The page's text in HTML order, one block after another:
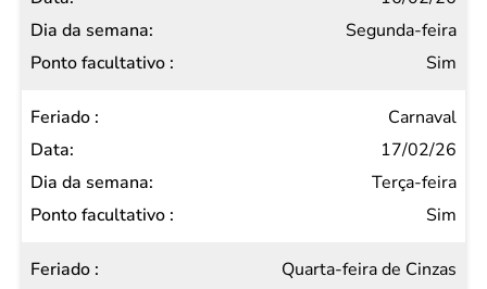
Segunda-feira
Sim
Carnaval
17/02/26
Terça-feira
Sim
Quarta-feira de Cinzas